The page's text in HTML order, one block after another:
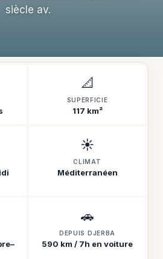
siècle av.
📐
SUPERFICIE
117 km²
☀️
CLIMAT
Méditerranéen
🚗
DEPUIS DJERBA
590 km / 7h en voiture